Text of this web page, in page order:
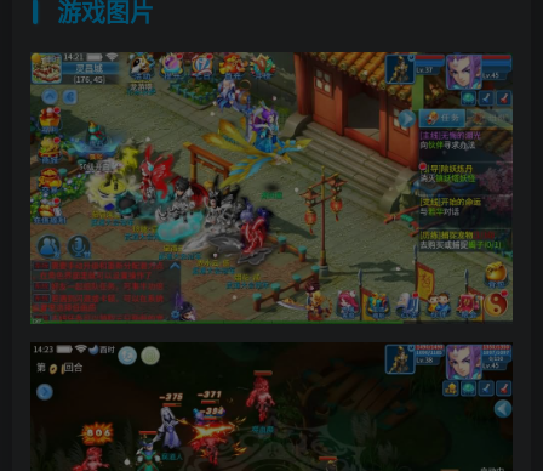
游戏图片